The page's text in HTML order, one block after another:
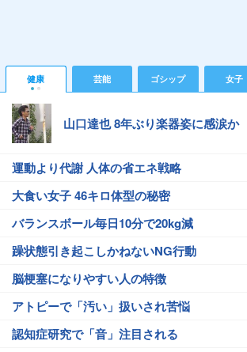
健康 芸能 ゴシップ 女子
山口達也 8年ぶり楽器姿に感涙か
運動より代謝 人体の省エネ戦略
大食い女子 46キロ体型の秘密
バランスボール毎日10分で20kg減
躁状態引き起こしかねないNG行動
脳梗塞になりやすい人の特徴
アトピーで「汚い」扱いされ苦悩
認知症研究で「音」注目される